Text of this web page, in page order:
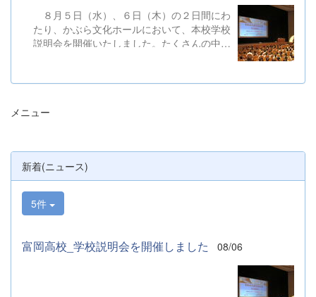
８月５日（水）、６日（木）の２日間にわ
たり、かぶら文化ホールにおいて、本校学校
説明会を開催いたしました。たくさんの中学
した。 また、各日およそ80名のボランテ
明、探究発表などの運営に携わりました。生
なお、本校は今年度、群馬県教育委員会か
らSAH+ Leading Schoolに認定されていま
す。富岡高校は、これからも「自ら考え、判
断し、行動できる生徒の育成」に取り組んで
まいります。
メニュー
新着(ニュース)
5件
富岡高校_学校説明会を開催しました 08/06